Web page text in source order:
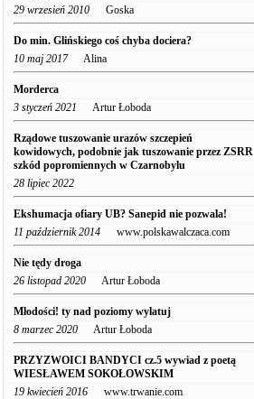
29 wrzesień 2010 Goska
Do min. Glińskiego coś chyba dociera?
10 maj 2017Alina
Morderca
3 styczeń 2021 Artur Łoboda
Rządowe tuszowanie urazów szczepień
kowidowych, podobnie jak tuszowanie przez ZSRR
szkód popromiennych w Czarnobylu
28 lipiec 2022
Ekshumacja ofiary UB? Sanepid nie pozwala!
11 październik 2014 www.polskawalczaca.com
Nie tędy droga
26 listopad 2020 Artur Łoboda
Młodości! ty nad poziomy wylatuj
8 marzec 2020 Artur Łoboda
PRZYZWOICI BANDYCI cz.5 wywiad z poetą
WIESŁAWEM SOKOŁOWSKIM
19 kwiecień 2016 www.trwanie.com